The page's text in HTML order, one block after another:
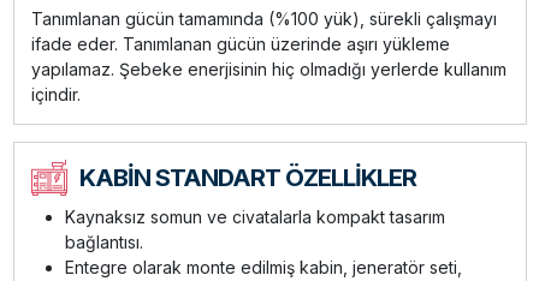
Tanımlanan gücün tamamında (%100 yük), sürekli çalışmayı
ifade eder. Tanımlanan gücün üzerinde aşırı yükleme
yapılamaz. Şebeke enerjisinin hiç olmadığı yerlerde kullanım
içindir.
KABİN STANDART ÖZELLİKLER
Kaynaksız somun ve civatalarla kompakt tasarım
bağlantısı.
Entegre olarak monte edilmiş kabin, jeneratör seti,